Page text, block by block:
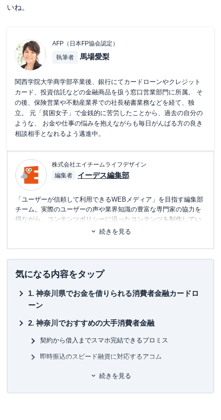
いね。
AFP（日本FP協会認定）
執筆者
馬場愛梨
関西学院大学商学部卒業後、銀行にてカードローンやクレジット
カード、投資信託などの金融商品を扱う窓口営業部門に所属。 そ
の後、保険営業や不動産業界での社長秘書業務などを経て、独
立。 元「貧困女子」で金銭的に苦労したことから、過去の自分の
ような、 お金や仕事の悩みを抱えながらも毎日がんばる方の良き
相談相手となれるよう邁進中。
株式会社エイチームライフデザイン
編集者
イーデス編集部
「ユーザーが信頼して利用できるWEBメディア」を目指す編集部
チーム。実際のユーザーの声や業界知識の豊富な専門家の協力を
得ながら、コンテンツポリシーに沿ったコンテンツを制作してい
ます。暮らしに関するトピックを中心に、読者の「まよい」を解
■書籍
初心者でもわかる！お金に関するアレコレの選び方BOOK
■保有資格
KTAA団体シルバー認証マーク （2023.12.20～）
■許認可
有料職業紹介事業（厚生労働大臣許可・許可番号：23-
ユ-302788）
続きを見る
気になる内容をタップ
神奈川県でお金を借りられる消費者金融カードロ
ーン
神奈川でおすすめの大手消費者金融
契約から借入までスマホ完結できるプロミス
即時振込のスピード融資に対応するアコム
借入先は信頼性の高い業者から選ぶ
神奈川（横浜市）にある街金／中小消費者金融
続きを見る